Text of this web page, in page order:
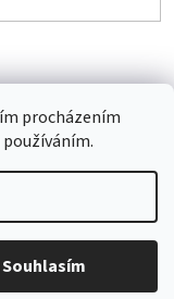
procházením
Souhlasím
práva vyhrazena.